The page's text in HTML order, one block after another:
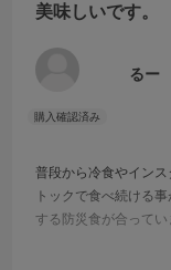
美味しいです。
るー
普段から冷食やイン
トックで食べ続ける
する防災食が合ってい